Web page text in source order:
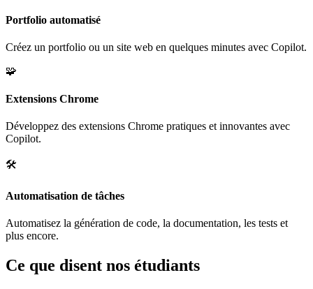
Portfolio automatisé
Créez un portfolio ou un site web en quelques minutes avec Copilot.
🧩
Extensions Chrome
Développez des extensions Chrome pratiques et innovantes avec
Copilot.
🛠️
Automatisation de tâches
Automatisez la génération de code, la documentation, les tests et
plus encore.
Ce que disent nos étudiants